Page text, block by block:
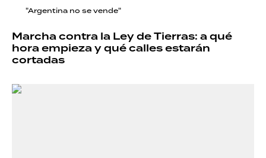
"Argentina no se vende"
Marcha contra la Ley de Tierras: a qué
hora empieza y qué calles estarán
cortadas